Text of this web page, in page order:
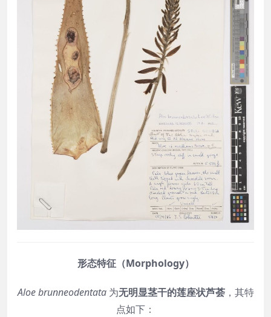
形态特征（Morphology）
Aloe brunneodentata为无明显茎干的莲座状芦荟，其特
点如下：